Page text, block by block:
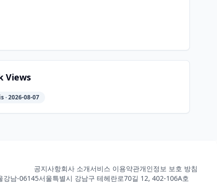
Views
· 2026-08-07
공지사항회사 소개서비스 이용약관개인정보 보호 방침
강남-06145서울특별시 강남구 테헤란로70길 12, 402-106A호